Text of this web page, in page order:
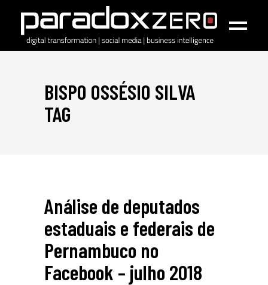
BISPO OSSÉSIO SILVA
TAG
Análise de deputados
estaduais e federais de
Pernambuco no
Facebook – julho 2018